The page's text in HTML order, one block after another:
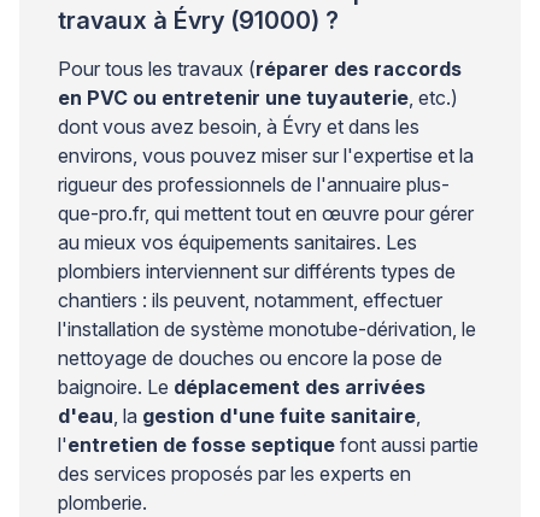
travaux à Évry (91000) ?
Pour tous les travaux (réparer des raccords
en PVC ou entretenir une tuyauterie, etc.)
dont vous avez besoin, à Évry et dans les
environs, vous pouvez miser sur l'expertise et la
rigueur des professionnels de l'annuaire plus-
que-pro.fr, qui mettent tout en œuvre pour gérer
au mieux vos équipements sanitaires. Les
plombiers interviennent sur différents types de
chantiers : ils peuvent, notamment, effectuer
l'installation de système monotube-dérivation, le
nettoyage de douches ou encore la pose de
baignoire. Le déplacement des arrivées
d'eau, la gestion d'une fuite sanitaire,
l'entretien de fosse septique font aussi partie
des services proposés par les experts en
plomberie.